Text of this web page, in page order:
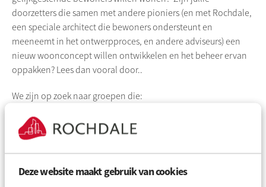
Deze website maakt gebruik van cookies
doorzetters die samen met andere pioniers (en met Rochdale,
een speciale architect die bewoners ondersteunt en
meeneemt in het ontwerpproces, en andere adviseurs) een
nieuw woonconcept willen ontwikkelen en het beheer ervan
oppakken? Lees dan vooral door..
We zijn op zoek naar groepen die:
uit ten minste 6 personen bestaan
samen een nieuw woonconcept aandurven
een band hebben met Amsterdam Zuidoost